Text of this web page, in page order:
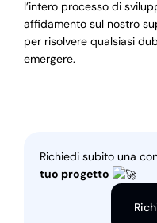
l’intero processo di
affidamento sul nostro
per risolvere qualsiasi
emergere.
Richiedi subito una
tuo progetto